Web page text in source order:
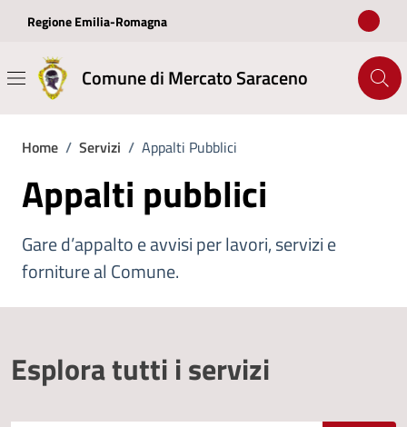
Regione Emilia-Romagna
Comune di Mercato Saraceno
Home / Servizi / Appalti Pubblici
Appalti pubblici
Gare d’appalto e avvisi per lavori, servizi e
forniture al Comune.
Esplora tutti i servizi